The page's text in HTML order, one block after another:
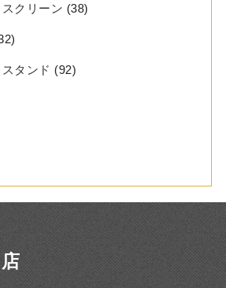
クリーン (38)
タンド (92)